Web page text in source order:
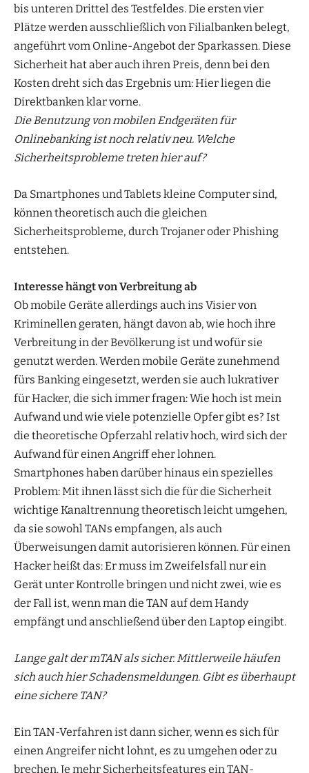
bis unteren Drittel des Testfeldes. Die ersten vier
Plätze werden ausschließlich von Filialbanken belegt,
angeführt vom Online-Angebot der Sparkassen. Diese
Sicherheit hat aber auch ihren Preis, denn bei den
Kosten dreht sich das Ergebnis um: Hier liegen die
Direktbanken klar vorne.
Die Benutzung von mobilen Endgeräten für
Onlinebanking ist noch relativ neu. Welche
Sicherheitsprobleme treten hier auf?
Da Smartphones und Tablets kleine Computer sind,
können theoretisch auch die gleichen
Sicherheitsprobleme, durch Trojaner oder Phishing
entstehen.
Interesse hängt von Verbreitung ab
Ob mobile Geräte allerdings auch ins Visier von
Kriminellen geraten, hängt davon ab, wie hoch ihre
Verbreitung in der Bevölkerung ist und wofür sie
genutzt werden. Werden mobile Geräte zunehmend
fürs Banking eingesetzt, werden sie auch lukrativer
für Hacker, die sich immer fragen: Wie hoch ist mein
Aufwand und wie viele potenzielle Opfer gibt es? Ist
die theoretische Opferzahl relativ hoch, wird sich der
Aufwand für einen Angriff eher lohnen.
Smartphones haben darüber hinaus ein spezielles
Problem: Mit ihnen lässt sich die für die Sicherheit
wichtige Kanaltrennung theoretisch leicht umgehen,
da sie sowohl TANs empfangen, als auch
Überweisungen damit autorisieren können. Für einen
Hacker heißt das: Er muss im Zweifelsfall nur ein
Gerät unter Kontrolle bringen und nicht zwei, wie es
der Fall ist, wenn man die TAN auf dem Handy
empfängt und anschließend über den Laptop eingibt.
Lange galt der mTAN als sicher. Mittlerweile häufen
sich auch hier Schadensmeldungen. Gibt es überhaupt
eine sichere TAN?
Ein TAN-Verfahren ist dann sicher, wenn es sich für
einen Angreifer nicht lohnt, es zu umgehen oder zu
brechen. Je mehr Sicherheitsfeatures ein TAN-